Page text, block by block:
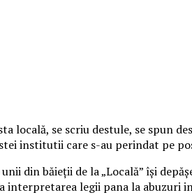
locală, se scriu destule, se spun
institutii care s-au perindat pe
din băieţii de la „Locală” îşi
interpretarea legii pana la abuzuri